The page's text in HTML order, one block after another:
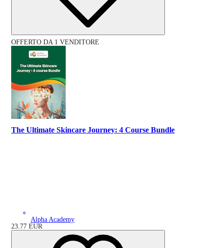
OFFERTO DA 1 VENDITORE
The Ultimate Skincare Journey: 4 Course Bundle
Alpha Academy
23.77 EUR